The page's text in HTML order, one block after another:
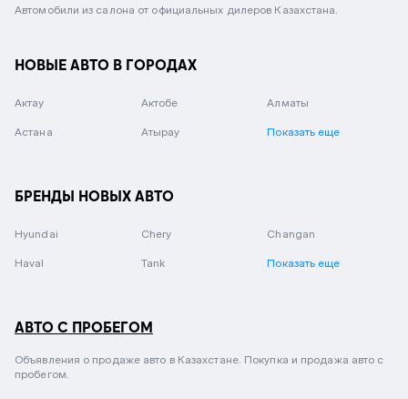
Автомобили из салона от официальных дилеров Казахстана.
НОВЫЕ АВТО В ГОРОДАХ
Актау Актобе Алматы
Астана Атырау Показать еще
БРЕНДЫ НОВЫХ АВТО
Hyundai Chery Changan
Haval Tank Показать еще
АВТО С ПРОБЕГОМ
Объявления о продаже авто в Казахстане. Покупка и продажа авто с
пробегом.